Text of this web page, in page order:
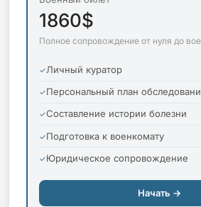
1860$
Полное сопровождение от нуля до
Личный куратор
Персональный план
Составление истории болезни
Подготовка к военкомату
Юридическое сопровождение
Начать →